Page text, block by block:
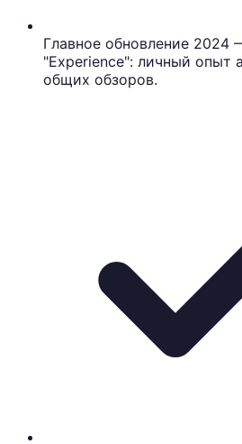
Главное обновление 2024
"Experience": личный опыт
общих обзоров.